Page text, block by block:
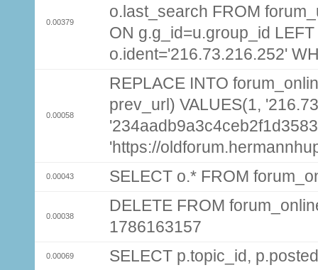
0.00379
o.last_search FROM
ON g.g_id=u.group_id
o.ident='216.73.216.252'
0.00058
REPLACE INTO
prev_url) VALUES(1,
'https://
0.00043 SELECT o.* FROM
0.00038
DELETE FROM
1786163157
0.00069 SELECT p.topic_id,